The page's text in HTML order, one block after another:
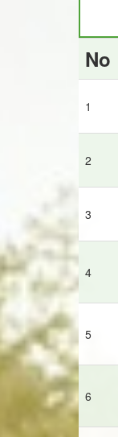
No
1
2
3
4
5
6